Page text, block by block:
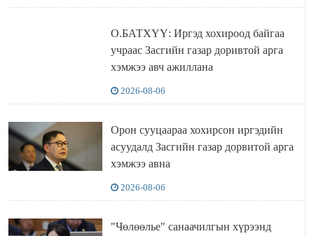
О.БАТХҮҮ: Иргэд хохироод байгаа
учраас Засгийн газар доривтой арга
хэмжээ авч ажиллана
2026-08-06
Орон сууцаараа хохирсон иргэдийн
асуудалд Засгийн газар дорвитой арга
хэмжээ авна
2026-08-06
"Чөлөөлье" санаачилгын хүрээнд